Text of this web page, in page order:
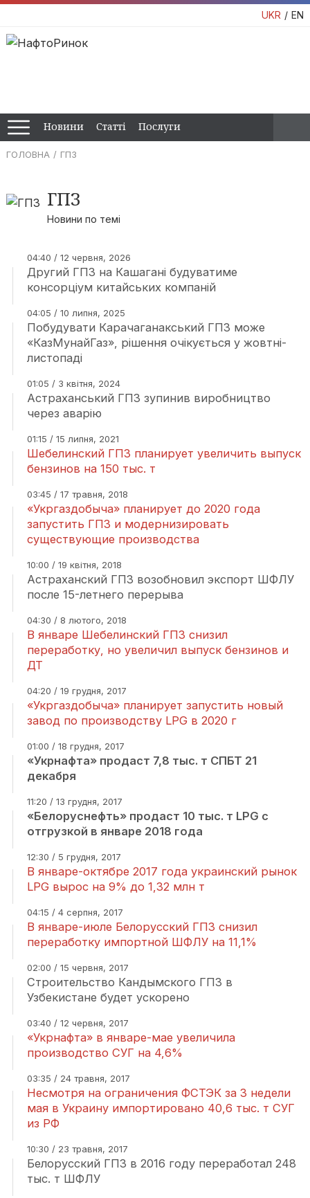
UKR EN
Новини Статті Послуги
ГОЛОВНА ГПЗ
ГПЗ
Новини по темі
04:40 / 12 червня, 2026
Другий ГПЗ на Кашагані будуватиме
консорціум китайських компаній
04:05 / 10 липня, 2025
Побудувати Карачаганакський ГПЗ може
«КазМунайГаз», рішення очікується у жовтні-
листопаді
01:05 / 3 квітня, 2024
Астраханський ГПЗ зупинив виробництво
через аварію
01:15 / 15 липня, 2021
Шебелинский ГПЗ планирует увеличить выпуск
бензинов на 150 тыс. т
03:45 / 17 травня, 2018
«Укргаздобыча» планирует до 2020 года
запустить ГПЗ и модернизировать
существующие производства
10:00 / 19 квітня, 2018
Астраханский ГПЗ возобновил экспорт ШФЛУ
после 15-летнего перерыва
04:30 / 8 лютого, 2018
В январе Шебелинский ГПЗ снизил
переработку, но увеличил выпуск бензинов и
ДТ
04:20 / 19 грудня, 2017
«Укргаздобыча» планирует запустить новый
завод по производству LPG в 2020 г
01:00 / 18 грудня, 2017
«Укрнафта» продаст 7,8 тыс. т СПБТ 21
декабря
11:20 / 13 грудня, 2017
«Белоруснефть» продаст 10 тыс. т LPG с
отгрузкой в январе 2018 года
12:30 / 5 грудня, 2017
В январе-октябре 2017 года украинский рынок
LPG вырос на 9% до 1,32 млн т
04:15 / 4 серпня, 2017
В январе-июле Белорусский ГПЗ снизил
переработку импортной ШФЛУ на 11,1%
02:00 / 15 червня, 2017
Cтроительство Кандымского ГПЗ в
Узбекистане будет ускорено
03:40 / 12 червня, 2017
«Укрнафта» в январе-мае увеличила
производство СУГ на 4,6%
03:35 / 24 травня, 2017
Несмотря на ограничения ФСТЭК за 3 недели
мая в Украину импортировано 40,6 тыс. т СУГ
из РФ
10:30 / 23 травня, 2017
Белорусский ГПЗ в 2016 году переработал 248
тыс. т ШФЛУ